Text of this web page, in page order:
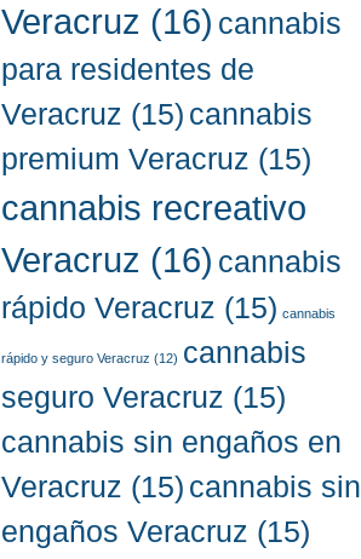
Veracruz (16) cannabis
para residentes de
Veracruz (15) cannabis
premium Veracruz (15)
cannabis recreativo
Veracruz (16) cannabis
rápido Veracruz (15) cannabis
rápido y seguro Veracruz (12) cannabis
seguro Veracruz (15)
cannabis sin engaños en
Veracruz (15) cannabis sin
engaños Veracruz (15)